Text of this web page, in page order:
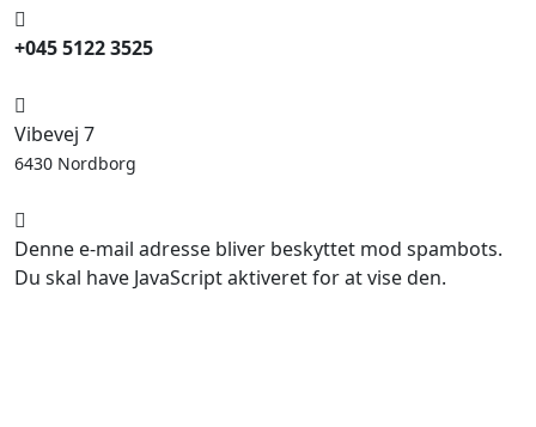
+045 5122 3525
Vibevej 7
6430 Nordborg
Denne e-mail adresse bliver beskyttet mod spambots.
Du skal have JavaScript aktiveret for at vise den.